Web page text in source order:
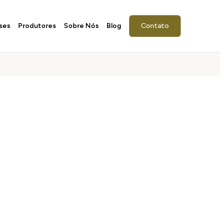
Produtores Sobre Nós Blog Contato